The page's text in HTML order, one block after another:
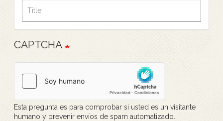
CAPTCHA
Esta pregunta es para comprobar si usted es un visitante
humano y prevenir envíos de spam automatizado.